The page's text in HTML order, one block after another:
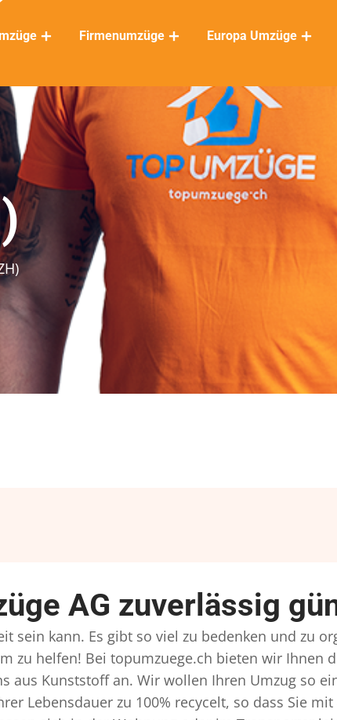
Firmenumzüge Europa Umzüge
AG zuverlässig
sein kann. Es gibt so viel zu bedenken und zu
zu helfen! Bei topumzuege.ch bieten wir Ihnen
Kunststoff an. Wir wollen Ihren Umzug so
Lebensdauer zu 100% recycelt, so dass Sie